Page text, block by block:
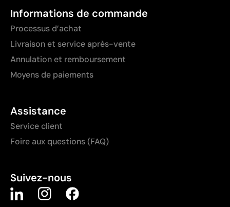
Informations de commande
Processus d’achat
Livraison et service après-vente
Annulation et remboursement
Moyens de paiements
Assistance
Service client
Foire aux questions (FAQ)
Suivez-nous